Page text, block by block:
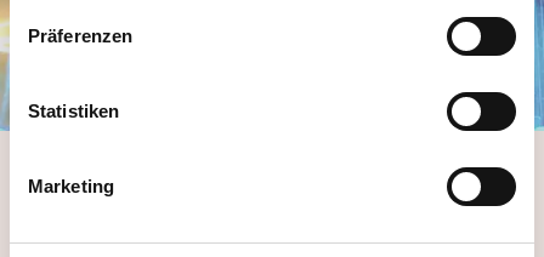
Präferenzen
Statistiken
Marketing
Gebäudeautomation
Leistungsstarke und energieeffiziente Gebäude durch
moderne Automationssysteme vom Experten.